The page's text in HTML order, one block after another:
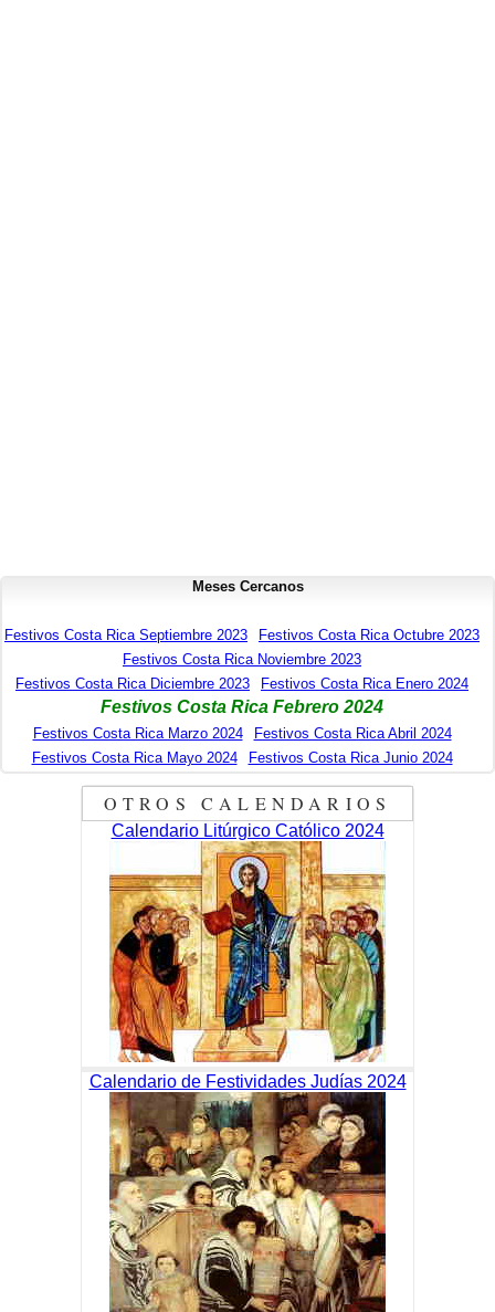
Meses Cercanos
Festivos Costa Rica Septiembre 2023
Festivos Costa Rica Octubre 2023
Festivos Costa Rica Noviembre 2023
Festivos Costa Rica Diciembre 2023
Festivos Costa Rica Enero 2024
Festivos Costa Rica Febrero 2024
Festivos Costa Rica Marzo 2024
Festivos Costa Rica Abril 2024
Festivos Costa Rica Mayo 2024
Festivos Costa Rica Junio 2024
OTROS CALENDARIOS
Calendario Litúrgico Católico 2024
Calendario de Festividades Judías 2024